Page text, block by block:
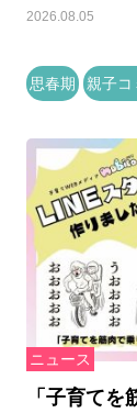
2026.08.05
思春期 親子コ
ニュース
「子育て